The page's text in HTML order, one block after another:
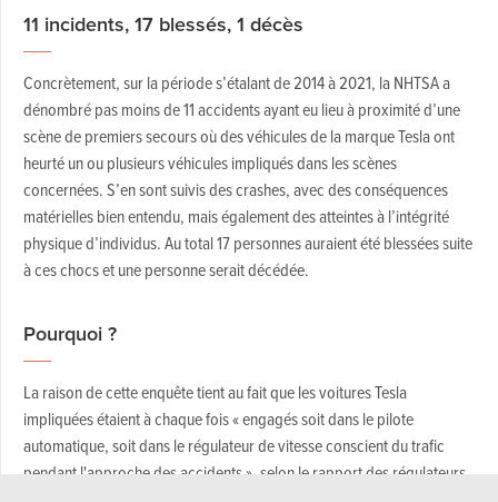
11 incidents, 17 blessés, 1 décès
Concrètement, sur la période s’étalant de 2014 à 2021, la NHTSA a
dénombré pas moins de 11 accidents ayant eu lieu à proximité d’une
scène de premiers secours où des véhicules de la marque Tesla ont
heurté un ou plusieurs véhicules impliqués dans les scènes
concernées. S’en sont suivis des crashes, avec des conséquences
matérielles bien entendu, mais également des atteintes à l’intégrité
physique d’individus. Au total 17 personnes auraient été blessées suite
à ces chocs et une personne serait décédée.
Pourquoi ?
La raison de cette enquête tient au fait que les voitures Tesla
impliquées étaient à chaque fois « engagés soit dans le pilote
automatique, soit dans le régulateur de vitesse conscient du trafic
pendant l'approche des accidents », selon le rapport des régulateurs